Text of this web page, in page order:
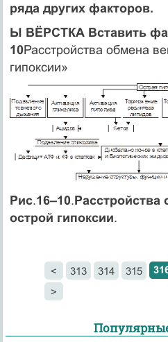
ряда других факторов.
Ы ВЁРСТКА Вставить
10Расстройства обмена
гипоксии»
Рис.16–10.Расстройства
острой гипоксии.
< 313 314 315
>